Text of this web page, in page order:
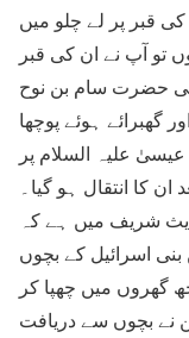
قبر پر لے چلو میں
تو آپ نے ان کی قبر
حضرت سام بن نوح
گھبرائے ہوئے پوچھا
علیہ السلام پر
ان کا انتقال ہو گیا۔
شریف میں ہے کہ
اسرائیل کے بچوں
گھروں میں چھپا کر
نے بچوں سے دریافت